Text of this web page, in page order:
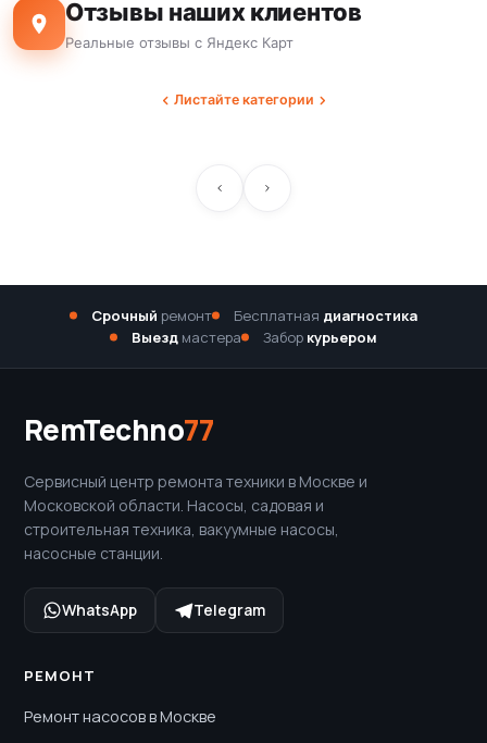
Отзывы наших клиентов
Реальные отзывы с Яндекс Карт
Листайте категории
Срочный ремонт Бесплатная диагностика
Выезд мастера Забор курьером
RemTechno77
Сервисный центр ремонта техники в Москве и
Московской области. Насосы, садовая и
строительная техника, вакуумные насосы,
насосные станции.
WhatsApp Telegram
РЕМОНТ
Ремонт насосов в Москве